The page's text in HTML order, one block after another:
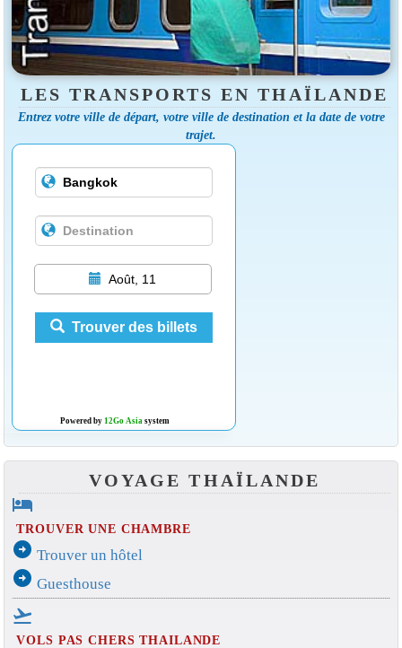
LES TRANSPORTS EN THAÏLANDE
Entrez votre ville de départ, votre ville de destination et la date de votre
trajet.
Août, 11
Trouver des billets
Powered by 12Go Asiasystem
VOYAGE THAÏLANDE
hotel
TROUVER UNE CHAMBRE
arrow_circle_right Trouver un hôtel
arrow_circle_right Guesthouse
flight_takeoff
VOLS PAS CHERS THAILANDE